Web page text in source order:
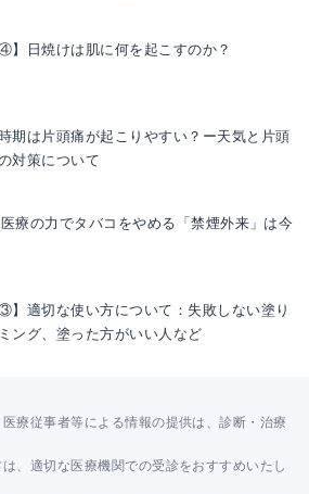
】日焼けは肌に何を起こすのか？
期は片頭痛が起こりやすい？ー天気と片頭
対策について
医療の力でタバコをやめる「禁煙外来」は今
③】適切な使い方について：失敗しない塗り
ング、塗った方がいい人など
療従事者等による情報の提供は、診断・治療
、適切な医療機関での受診をおすすめいたし